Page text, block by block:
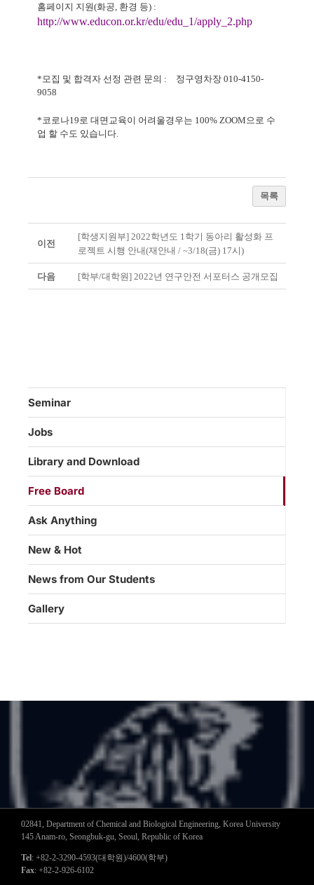
홈페이지 지원(화공 환경 등) :
http://www.educon.or.kr/edu/edu_1/apply_2.php
* 모집 및 합격자 선정 관련 문의 : 정구영차장 010-4150-
9058
* 코로나19 로 대면교육이 어려울경우는 100% ZOOM 으로 수
업 할 수도 있습니다
목록
이전
[학생지원부] 2022학년도 1학기 동아리 활성화 프
로젝트 시행 안내(재안내 / ~3/18(금) 17시)
다음 [학부/대학원] 2022년 연구안전 서포터스 공개모집
Seminar
Jobs
Library and Download
Free Board
Ask Anything
New & Hot
News from Our Students
Gallery
02841, Department of Chemical and Biological Engineering, Korea University
145 Anam-ro, Seongbuk-gu, Seoul, Republic of Korea
Tel: +82-2-3290-4593(대학원)/4600(학부)
Fax: +82-2-926-6102